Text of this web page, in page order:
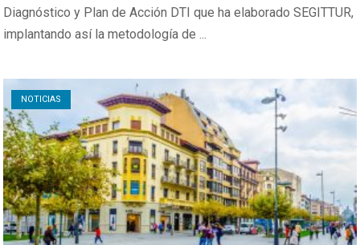
Diagnóstico y Plan de Acción DTI que ha elaborado SEGITTUR,
implantando así la metodología de ...
NOTICIAS
Open post